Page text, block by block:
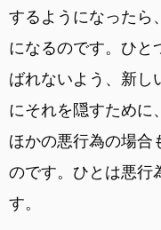
するようになったら
になるのです。ひと
ばれないよう、新し
にそれを隠すために
ほかの悪行為の場合
のです。ひとは悪行
す。